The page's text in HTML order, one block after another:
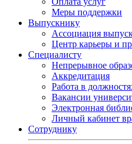
Меры поддержки
Выпускнику
Ассоциация
Центр карьеры и
Специалисту
Непрерывное
Аккредитация
Работа в
Вакансии
Электронная
Личный кабинет
Сотруднику